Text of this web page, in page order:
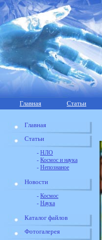
Главная Статьи
Главная
Статьи
- НЛО
- Космос и наука
- Непознаное
Новости
- Космос
- Наука
Каталог файлов
Фотогалерея